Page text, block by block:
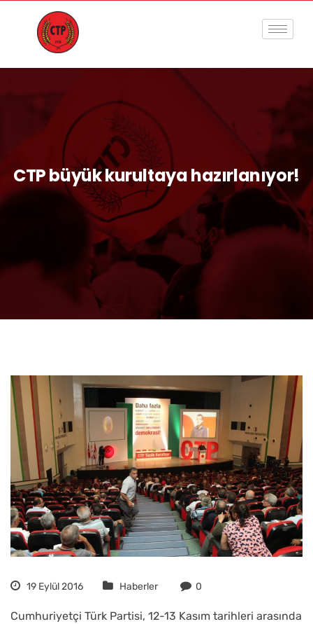
CTP büyük kurultaya hazırlanıyor!
19 Eylül 2016 Haberler 0
Cumhuriyetçi Türk Partisi, 12-13 Kasım tarihleri arasında